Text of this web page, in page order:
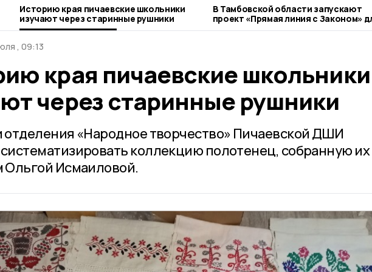
Историю края пичаевские школьники
изучают через старинные рушники
В Тамбовской области запускают
проект «Прямая линия с Законом»
ветеранов СВО
, 09:13
края пичаевские школьники
через старинные рушники
отделения «Народное творчество» Пичаевской ДШИ
коллекцию полотенец, собранную их
Ольгой Исмаиловой.